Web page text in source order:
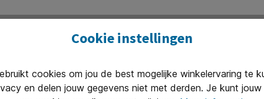
Cookie instellingen
cookies om jou de best mogelijke winkelervaring te
en delen jouw gegevens niet met derden. Je kunt